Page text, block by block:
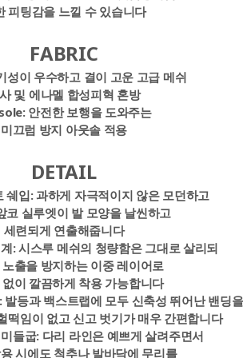
피팅감을 느낄 수 있습니다
FABRIC
성이 우수하고 결이 고운 고급 메쉬
및 에나멜 합성피혁 혼방
안전한 보행을 도와주는
미끄럼 방지 아웃솔 적용
DETAIL
쉐입:과하게 자극적이지 않은 모던하고
코 실루엣이 발 모양을 날씬하고
세련되게 연출해줍니다
계:시스루 메쉬의 청량함은 그대로 살리되
출을 방지하는 이중 레이어로
이 깔끔하게 착용 가능합니다
발등과 백스트랩에 모두 신축성 뛰어난 밴딩을
떡임이 없고 신고 벗기가 매우 간편합니다
들굽: 다리 라인은 예쁘게 살려주면서
시에도 척추나 발바닥에 무리를